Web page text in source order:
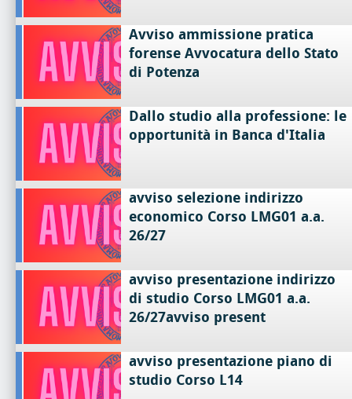
Avviso ammissione pratica
forense Avvocatura dello Stato
di Potenza
Dallo studio alla professione: le
opportunità in Banca d'Italia
avviso selezione indirizzo
economico Corso LMG01 a.a.
26/27
avviso presentazione indirizzo
di studio Corso LMG01 a.a.
26/27avviso present
avviso presentazione piano di
studio Corso L14